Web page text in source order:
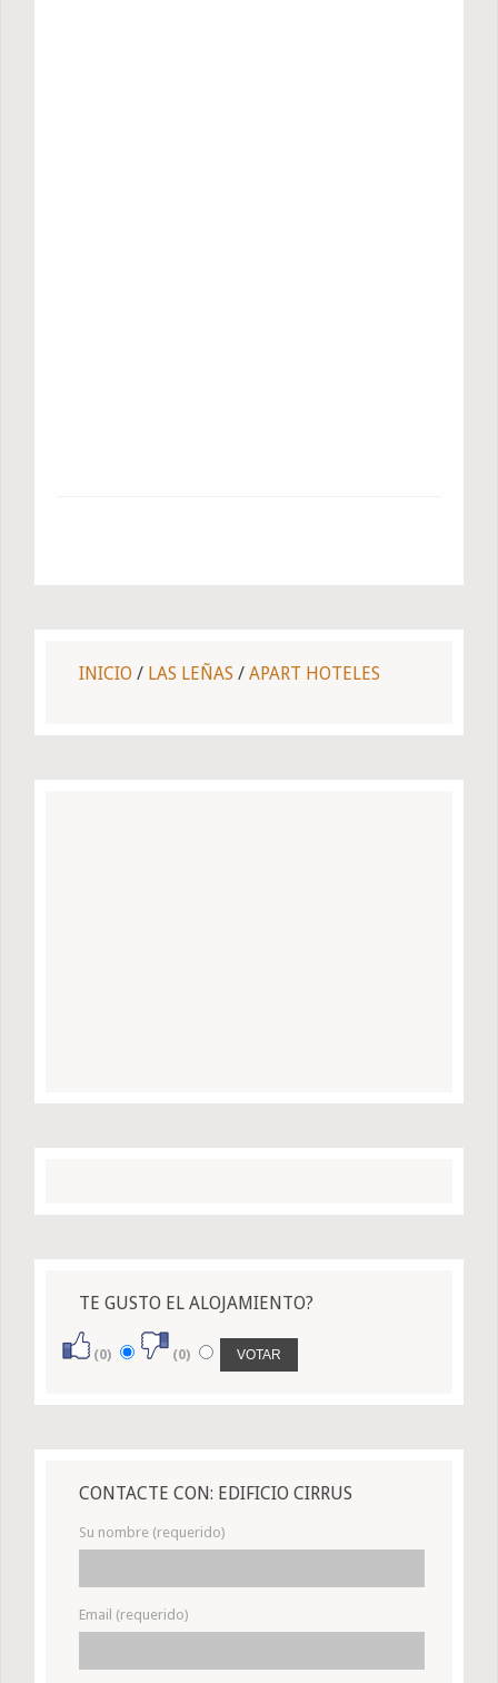
INICIO / LAS LEÑAS / APART HOTELES
TE GUSTO EL ALOJAMIENTO?
(0) (0)
CONTACTE CON: EDIFICIO CIRRUS
Su nombre (requerido)
Email (requerido)